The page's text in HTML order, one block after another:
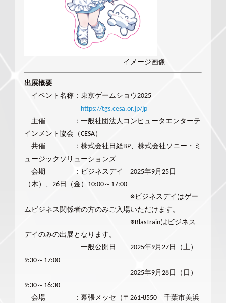
イメージ画像
出展概要
イベント名称：東京ゲームショウ2025
https://tgs.cesa.or.jp/jp
主催 ：一般社団法人コンピュータエンターテ
インメント協会（CESA）
共催 ：株式会社日経BP、株式会社ソニー・ミ
ュージックソリューションズ
会期 ：ビジネスデイ 2025年9月25日
（木）、26日（金）10:00～17:00
※ビジネスデイはゲー
ムビジネス関係者の方のみご入場いただけます。
※BlasTrainはビジネス
デイのみの出展となります。
一般公開日 2025年9月27日（土）
9:30～17:00
2025年9月28日（日）
9:30～16:30
会場 ：幕張メッセ（〒261-8550 千葉市美浜